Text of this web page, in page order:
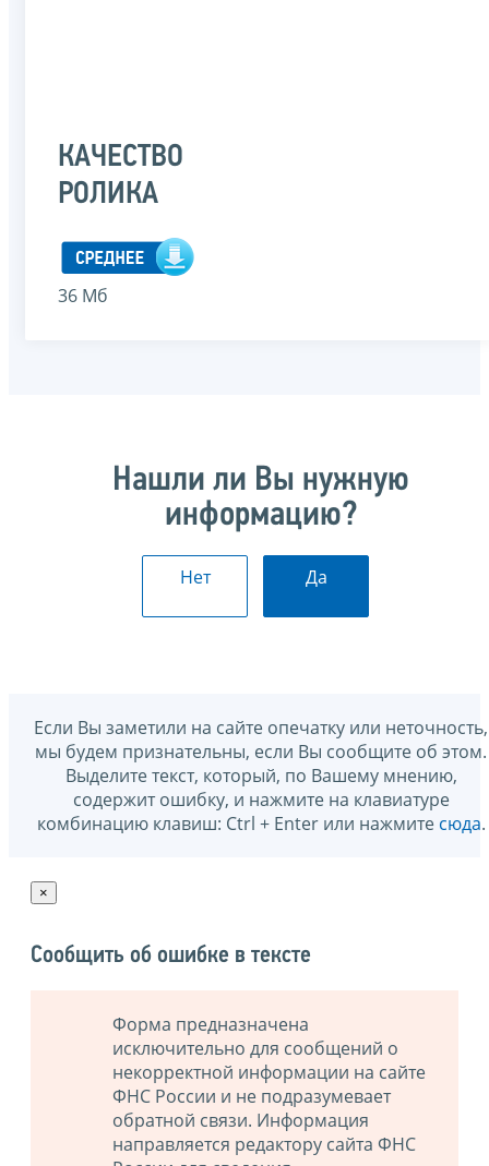
КАЧЕСТВО
РОЛИКА
36 Мб
Нашли ли Вы нужную
информацию?
Нет Да
Если Вы заметили на сайте опечатку или неточность,
мы будем признательны, если Вы сообщите об этом.
Выделите текст, который, по Вашему мнению,
содержит ошибку, и нажмите на клавиатуре
комбинацию клавиш: Ctrl + Enter или нажмите сюда.
×
Сообщить об ошибке в тексте
Форма предназначена
исключительно для сообщений о
некорректной информации на сайте
ФНС России и не подразумевает
обратной связи. Информация
направляется редактору сайта ФНС